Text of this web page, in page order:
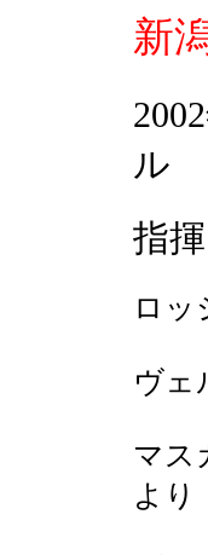
新
ル
指
ロッ
ヴェ
マス
より